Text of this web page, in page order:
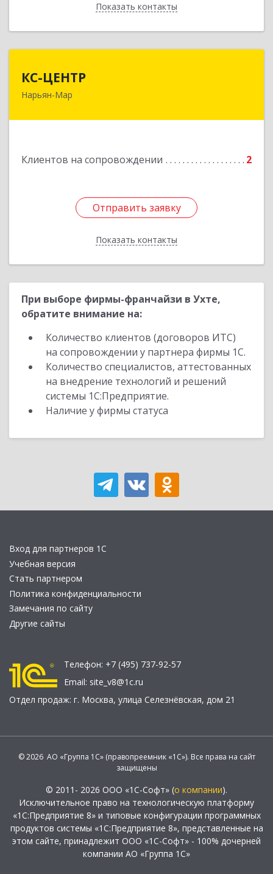
Показать контакты
Назад
КС-ЦЕНТР
Нарьян-Мар
Клиентов на сопровождении 2
Отправить заявку
Показать контакты
Отправить заявку
Назад
При выборе фирмы-франчайзи в Ухте,
обратите внимание на:
Количество клиентов (договоров ИТС)
на сопровождении у партнера фирмы 1С.
Количество специалистов, аттестованных
на внедрение технологий и решений
системы 1С:Предприятие.
Наличие у фирмы статуса
Вход для партнеров 1С
Учебная версия
Стать партнером
Политика конфиденциальности
Замечания по сайту
Другие сайты
Телефон: +7 (495) 737-92-57
Email: site_v8@1c.ru
Отдел продаж: г. Москва, улица Селезнёвская, дом 21
© 2026 АО «Группа 1С» (правопреемник «1С»). Все права на сайт
защищены
© 2011- 2026 ООО «1С-Софт» (о компании).
Исключительное право на технологическую платформу
«1С:Предприятие 8» и типовые конфигурации программных
продуктов системы «1С:Предприятие 8», представленные на
этом сайте, принадлежит ООО «1С-Софт» - 100% дочерней
компании АО «Группа 1С»